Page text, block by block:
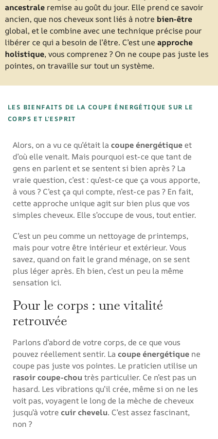
ancestrale remise au goût du jour. Elle prend ce savoir
ancien, que nos cheveux sont liés à notre bien-être
global, et le combine avec une technique précise pour
libérer ce qui a besoin de l’être. C’est une approche
holistique, vous comprenez ? On ne coupe pas juste les
pointes, on travaille sur tout un système.
LES BIENFAITS DE LA COUPE ÉNERGÉTIQUE SUR LE
CORPS ET L'ESPRIT
Alors, on a vu ce qu’était la coupe énergétique et
d’où elle venait. Mais pourquoi est-ce que tant de
gens en parlent et se sentent si bien après ? La
vraie question, c’est : qu’est-ce que ça vous apporte,
à vous ? C’est ça qui compte, n’est-ce pas ? En fait,
cette approche unique agit sur bien plus que vos
simples cheveux. Elle s’occupe de vous, tout entier.
C’est un peu comme un nettoyage de printemps,
mais pour votre être intérieur et extérieur. Vous
savez, quand on fait le grand ménage, on se sent
plus léger après. Eh bien, c’est un peu la même
sensation ici.
Pour le corps : une vitalité
retrouvée
Parlons d’abord de votre corps, de ce que vous
pouvez réellement sentir. La coupe énergétique ne
coupe pas juste vos pointes. Le praticien utilise un
rasoir coupe-chou très particulier. Ce n’est pas un
hasard. Les vibrations qu’il crée, même si on ne les
voit pas, voyagent le long de la mèche de cheveux
jusqu’à votre cuir chevelu. C’est assez fascinant,
non ?